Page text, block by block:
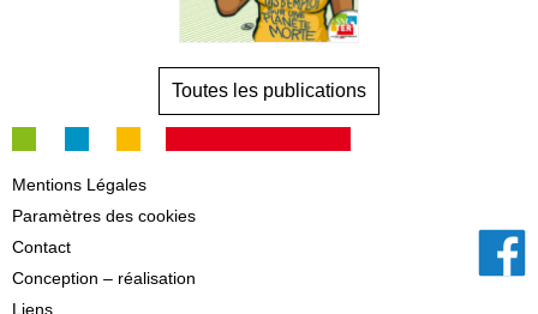
Toutes les publications
Mentions Légales
Paramètres des cookies
Contact
Conception – réalisation
Liens